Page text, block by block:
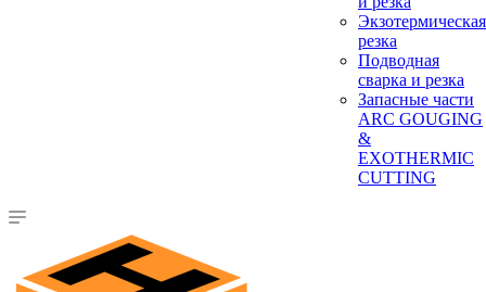
Экзотермическая
резка
Подводная
сварка и резка
Запасные части
ARC GOUGING
&
EXOTHERMIC
CUTTING